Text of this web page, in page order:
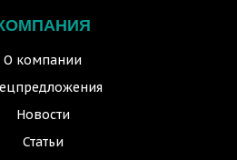
О компании
Новости
Статьи